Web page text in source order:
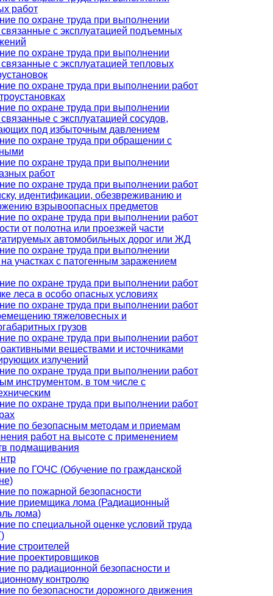
работ
по охране труда при выполнении
связанные с эксплуатацией подъемных
по охране труда при выполнении
связанные с эксплуатацией тепловых
по охране труда при выполнении работ
по охране труда при выполнении
связанные с эксплуатацией сосудов,
под избыточным давлением
по охране труда при обращении с
по охране труда при выполнении
работ
по охране труда при выполнении работ
идентификации, обезвреживанию и
взрывоопасных предметов
по охране труда при выполнении работ
от полотна или проезжей части
автомобильных дорог или ЖД
по охране труда при выполнении
на участках с патогенным заражением
по охране труда при выполнении работ
леса в особо опасных условиях
по охране труда при выполнении работ
тяжеловесных и
грузов
по охране труда при выполнении работ
веществами и источниками
излучений
по охране труда при выполнении работ
инструментом, в том числе с
по охране труда при выполнении работ
по безопасным методам и приемам
работ на высоте с применением
подмащивания
по ГОЧС (Обучение по гражданской
по пожарной безопасности
приемщика лома (Радиационный
лома)
по специальной оценке условий труда
строителей
проектировщиков
по радиационной безопасности и
контролю
по безопасности дорожного движения